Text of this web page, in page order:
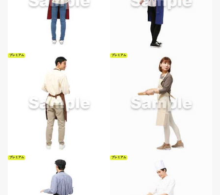
プレミアム プレミアム
プレミアム プレミアム